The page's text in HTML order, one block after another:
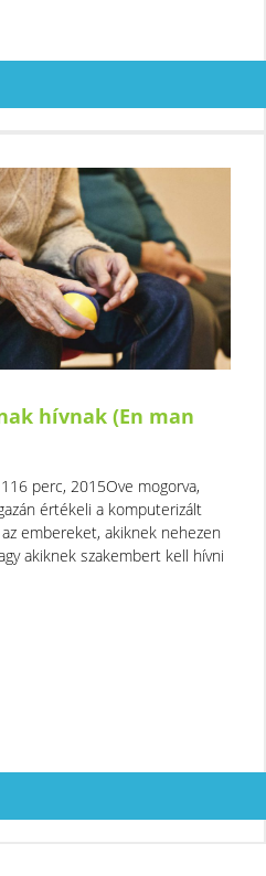
hívnak (En man
perc, 2015Ove mogorva,
értékeli a komputerizált
embereket, akiknek nehezen
akiknek szakembert kell hívni